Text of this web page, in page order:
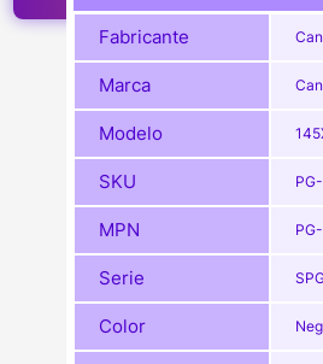
Fabricante
Marca
Modelo
SKU
MPN
Serie
Color